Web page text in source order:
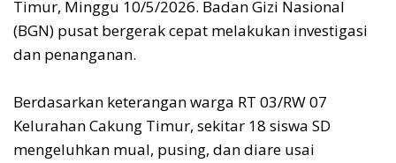
Timur, Minggu 10/5/2026. Badan Gizi Nasional
(BGN) pusat bergerak cepat melakukan investigasi
dan penanganan.
Berdasarkan keterangan warga RT 03/RW 07
Kelurahan Cakung Timur, sekitar 18 siswa SD
mengeluhkan mual, pusing, dan diare usai